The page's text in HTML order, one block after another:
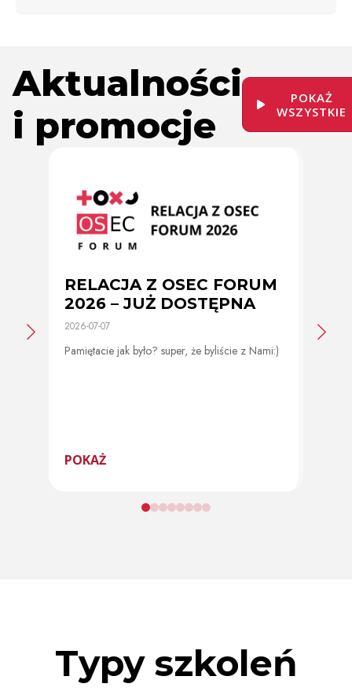
Aktualności
i promocje
POKAŻ
WSZYSTKIE
RELACJA Z OSEC FORUM
2026 – JUŻ DOSTĘPNA
2026-07-07
Pamiętacie jak było? super, że byliście z Nami:)
POKAŻ
2026-
Typy szkoleń